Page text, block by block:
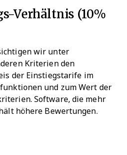
Verhältnis (10%
wir unter
Kriterien den
der Einstiegstarife im
und zum Wert der
Software, die mehr
höhere Bewertungen.